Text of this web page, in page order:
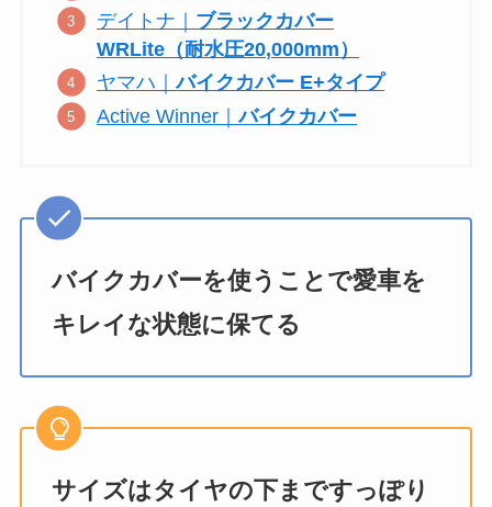
デイトナ｜ ブラックカバー
WRLite（耐水圧20,000mm）
ヤマハ｜バイクカバー E+タイプ
Active Winner｜バイクカバー
バイクカバーを使うことで愛車を
キレイな状態に保てる
サイズはタイヤの下まですっぽり